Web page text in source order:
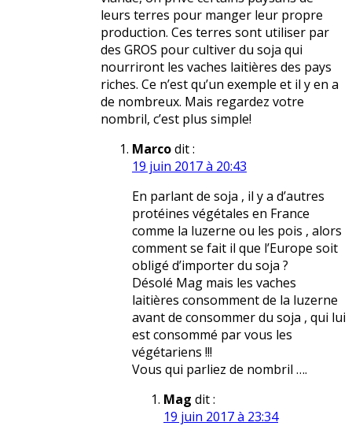
leurs terres pour manger leur propre
production. Ces terres sont utiliser par
des GROS pour cultiver du soja qui
nourriront les vaches laitières des pays
riches. Ce n’est qu’un exemple et il y en a
de nombreux. Mais regardez votre
nombril, c’est plus simple!
Marcodit :
19 juin 2017 à 20:43
En parlant de soja , il y a d’autres
protéines végétales en France
comme la luzerne ou les pois , alors
comment se fait il que l’Europe soit
obligé d’importer du soja ?
Désolé Mag mais les vaches
laitières consomment de la luzerne
avant de consommer du soja , qui lui
est consommé par vous les
végétariens !!!
Vous qui parliez de nombril ….
Mag dit :
19 juin 2017 à 23:34